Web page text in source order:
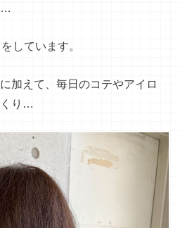
…
しています。
加えて、毎日のコテやアイロ
くり…